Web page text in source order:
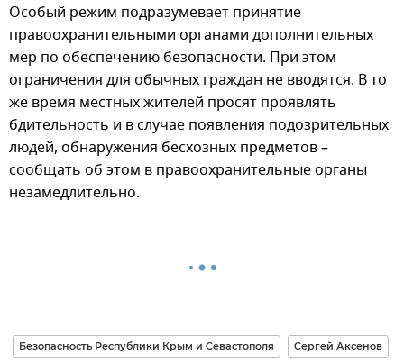
Особый режим подразумевает принятие
правоохранительными органами дополнительных
мер по обеспечению безопасности. При этом
ограничения для обычных граждан не вводятся. В то
же время местных жителей просят проявлять
бдительность и в случае появления подозрительных
людей, обнаружения бесхозных предметов –
сообщать об этом в правоохранительные органы
незамедлительно.
Безопасность Республики Крым и Севастополя Сергей Аксенов